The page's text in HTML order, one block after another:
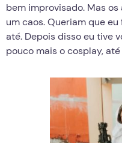
bem improvisado. Mas
um caos. Queriam que
até. Depois disso eu tive
pouco mais o cosplay,